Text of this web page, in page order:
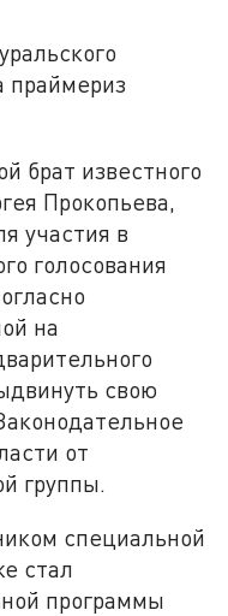
праймериз
брат известного
Прокопьева,
участия в
голосования
на
свою
от
группы.
специальной
стал
программы